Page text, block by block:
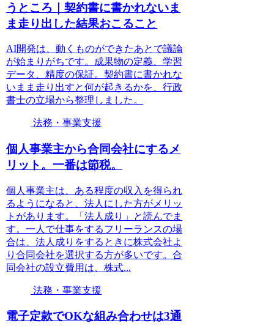
うところ｜契約書に書かれないま
ま走り出した結果おこること
AI開発は、動くものができたあとで議論
が始まりがちです。成果物の定義、学習
データ、精度の保証。契約書に書かれな
いまま走り出すと何が起きるかを、行政
書士の立場から整理しました。
法務・事業支援
個人事業主から合同会社にするメ
リット。一番は節税。
個人事業主は、ある程度の収入を得られ
るようになると、法人にした方がメリッ
トがあります。「法人成り」と読んでま
す。一人で仕事をするフリーランスの場
合は、法人成りをするときに株式会社よ
り合同会社を選択する方が多いです。合
同会社の設立費用は、株式...
法務・事業支援
電子定款でOKな組み合わせは3通